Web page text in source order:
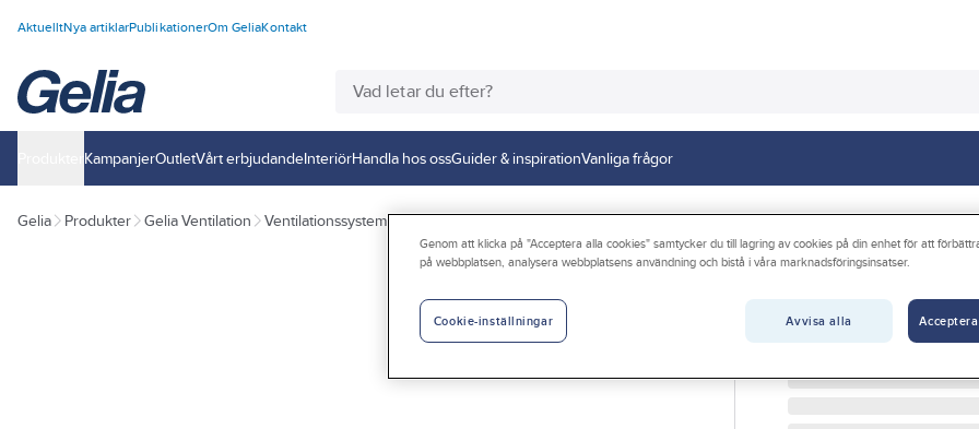
AktuelltNya artiklarPublikationerOm GeliaKontakt
KampanjerOutletVårt erbjudandeInteriörHandla hos ossGuider & inspirationVanliga frågor
Gelia Produkter Gelia Ventilation Ventilationssystem Ventilationssystem Fresh
Standardfilter
STANDARDFILTER
Genom att klicka på "Acceptera alla cookies" samtycker du till lagring av cookies på din enhet för att
på webbplatsen, analysera webbplatsens användning och bistå i våra marknadsföringsinsatser.
Avvisa alla
Cookie-inställningar